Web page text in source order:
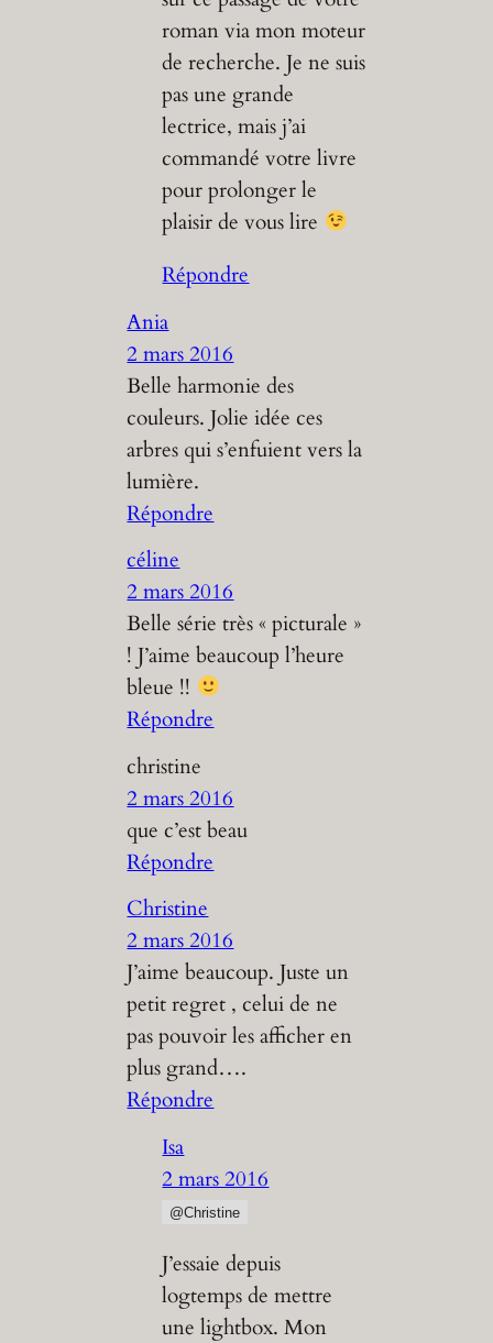
roman via mon moteur
de recherche. Je ne suis
pas une grande
lectrice, mais j’ai
commandé votre livre
pour prolonger le
plaisir de vous lire
Répondre
Ania
2 mars 2016
Belle harmonie des
couleurs. Jolie idée ces
arbres qui s’enfuient vers la
lumière.
Répondre
céline
2 mars 2016
Belle série très « picturale »
! J’aime beaucoup l’heure
bleue !!
Répondre
christine
2 mars 2016
que c’est beau
Répondre
Christine
2 mars 2016
J’aime beaucoup. Juste un
petit regret , celui de ne
pas pouvoir les afficher en
plus grand….
Répondre
Isa
2 mars 2016
@Christine
J’essaie depuis
logtemps de mettre
une lightbox. Mon